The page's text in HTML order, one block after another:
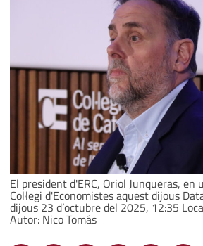
El president d'ERC, Oriol Junqueras, en
Col·legi d'Economistes aquest dijous
dijous 23 d’octubre del 2025, 12:35
Autor: Nico Tomás